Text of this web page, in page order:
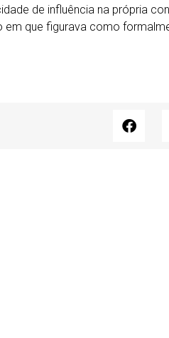
de influência na própria
em que figurava como